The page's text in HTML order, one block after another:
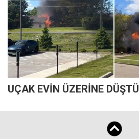
UÇAK EVİN ÜZERİNE DÜŞTÜ